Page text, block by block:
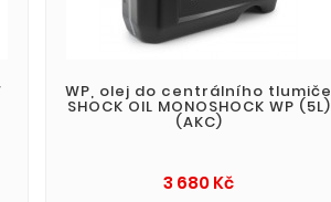
WP, olej do centrálního tlumiče
SHOCK OIL MONOSHOCK WP (5L)
(AKC)
3 680 KčCena